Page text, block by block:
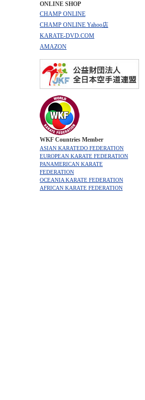
ONLINE SHOP
CHAMP ONLINE
CHAMP ONLINE Yahoo店
KARATE-DVD.COM
AMAZON
WKF Countries Member
ASIAN KARATEDO FEDERATION
EUROPEAN KARATE FEDERATION
PANAMERICAN KARATE
FEDERATION
OCEANIA KARATE FEDERATION
AFRICAN KARATE FEDERATION